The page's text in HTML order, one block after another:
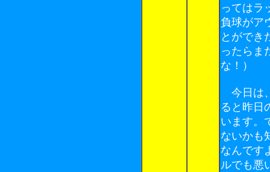
ってはラ
負球がア
とができ
ったらま
な！）
今日は
ると昨日
います。
ないかも
なんです
ルでも悪